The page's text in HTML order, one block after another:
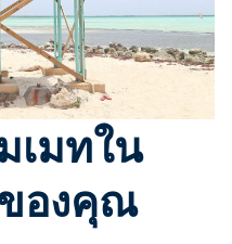
เมทใน
องคุณ